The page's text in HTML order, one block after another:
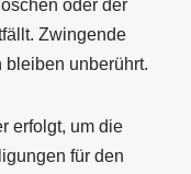
oder der
Zwingende
unberührt.
erfolgt, um die
für den